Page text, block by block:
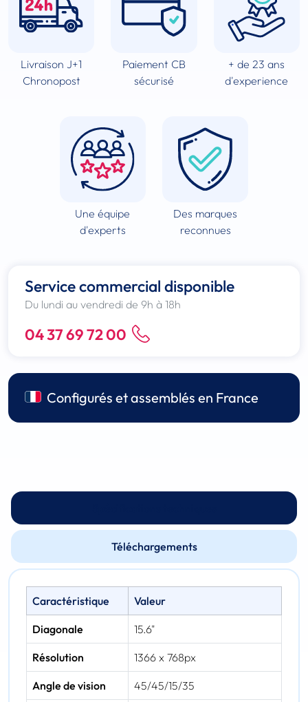
Livraison J+1
Chronopost
Paiement CB
sécurisé
+ de 23 ans
d'experience
Une équipe
d'experts
Des marques
reconnues
Service commercial disponible
Du lundi au vendredi de 9h à 18h
04 37 69 72 00
Configurés et assemblés en France
Téléchargements
Caractéristique Valeur
Diagonale 15.6"
Résolution 1366 x 768px
Angle de vision 45/45/15/35